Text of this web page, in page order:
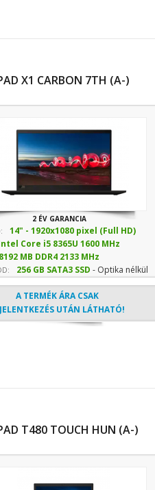
X1 CARBON 7TH (A-)
2 ÉV GARANCIA
14" - 1920x1080 pixel (Full HD)
Core i5 8365U 1600 MHz
8192 MB DDR4 2133 MHz
256 GB SATA3 SSD - Optika nélkül
A TERMÉK ÁRA CSAK
UTÁN LÁTHATÓ!
T480 TOUCH HUN (A-)